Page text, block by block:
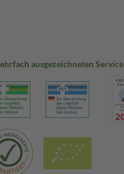
ausgezeichneten Service